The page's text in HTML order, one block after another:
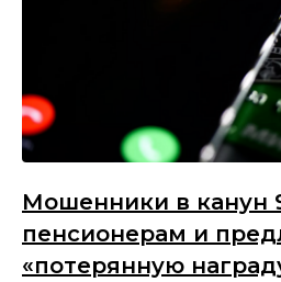
Мошенники в канун
пенсионерам и
«потерянную